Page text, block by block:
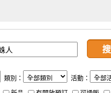
類別：
活動：